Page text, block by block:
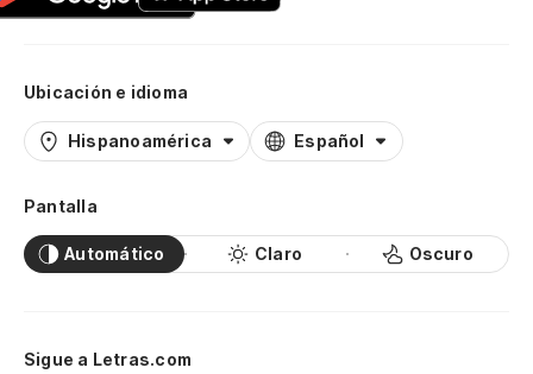
Ubicación e idioma
Hispanoamérica Español
Pantalla
Automático Claro Oscuro
Sigue a Letras.com